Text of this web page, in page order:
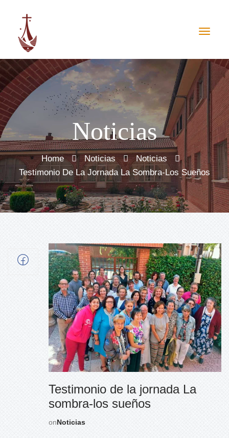
Noticias
Home Noticias
Noticias
Testimonio De La Jornada La Sombra-Los Sueños
Testimonio de la jornada La
sombra-los sueños
onNoticias